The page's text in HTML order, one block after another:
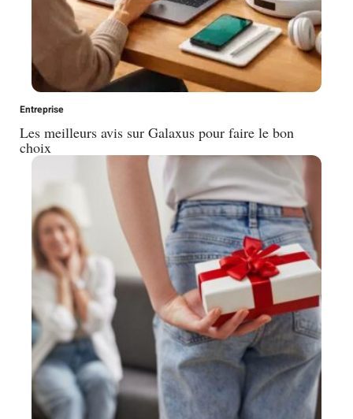
Entreprise
Les meilleurs avis sur Galaxus pour faire le bon
choix